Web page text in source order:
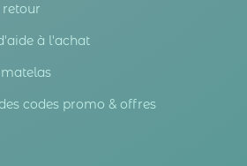
retour
à l'achat
codes promo & offres